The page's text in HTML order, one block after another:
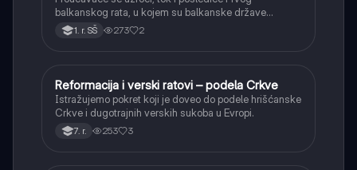
balkanskog rata, u kojem su balkanske države
oslobodile veći deo teritorija od Osmanskog carstva.
1. r. SŠ 273 2
Istorija
Reformacija i verski ratovi – podela Crkve
Istražujemo pokret koji je doveo do podele hrišćanske
Crkve i dugotrajnih verskih sukoba u Evropi.
7. r. 253 3